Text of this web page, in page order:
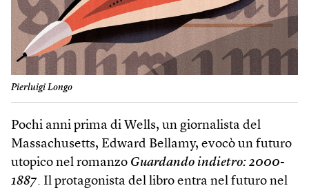
Pierluigi Longo
Pochi anni prima di Wells, un giornalista del
Massachusetts, Edward Bellamy, evocò un futuro
utopico nel romanzo Guardando indietro: 2000-
1887. Il protagonista del libro entra nel futuro nel